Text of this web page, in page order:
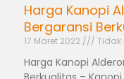
Harga Kanopi
Bergaransi
17 Maret 2022
Harga Kanopi